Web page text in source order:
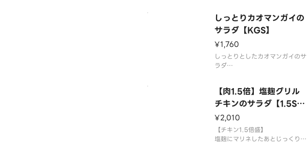
自家製チキンが絶品です
チキンそのものに味がしっかりつ
いているため、ソースをかけなく
ても美味しくお召し上がりいただ
けます
必要な場合、お好みでソースを追
しっとりカオマンガイの
サラダ【KGS】
¥1,760
しっとりとしたカオマンガイのサ
ラダ
使用食材
タス/ブロッコリー/トマト/紫キ
ャベツピクルス/レモン/お好みの
ソース
【肉1.5倍】塩麹グリル
チキンのサラダ【1.5SC
S】
¥2,010
【チキン1.5倍盛】
塩麹にマリネしたあとじっくりグ